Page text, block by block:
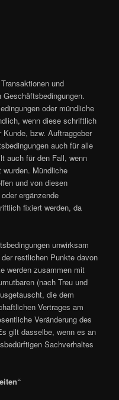
und
oder mündliche
wenn diese schriftlich
bzw. Auftraggeber
auch für alle
auch für den Fall, wenn
Mündliche
und von diesen
ergänzende
fixiert werden, da
unwirksam
restlichen Punkte davon
werden zusammen mit
(nach Treu und
die dem
Vertrages am
Veränderung des
gilt dasselbe, wenn es an
Sachverhaltes